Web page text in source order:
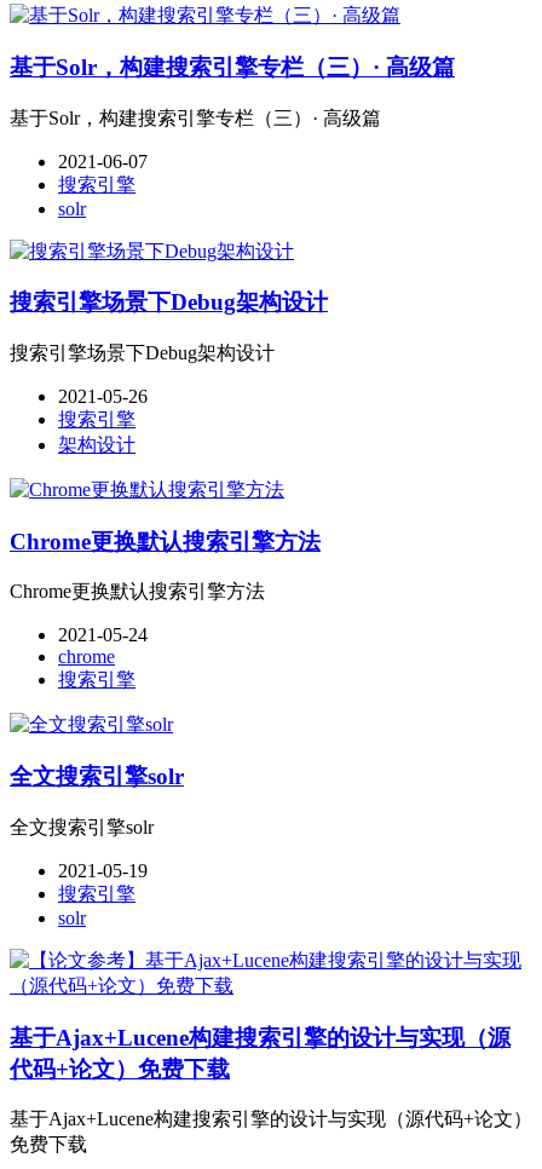
基于Solr，构建搜索引擎专栏（三）· 高级篇
基于Solr，构建搜索引擎专栏（三）· 高级篇
2021-06-07
搜索引擎
solr
搜索引擎场景下Debug架构设计
搜索引擎场景下Debug架构设计
2021-05-26
搜索引擎
架构设计
Chrome更换默认搜索引擎方法
Chrome更换默认搜索引擎方法
2021-05-24
chrome
搜索引擎
全文搜索引擎solr
全文搜索引擎solr
2021-05-19
搜索引擎
solr
基于Ajax+Lucene构建搜索引擎的设计与实现（源
代码+论文）免费下载
基于Ajax+Lucene构建搜索引擎的设计与实现（源代码+论文）
免费下载